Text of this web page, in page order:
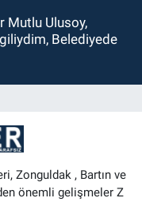
Mutlu Ulusoy,
Belediyede
Zonguldak , Bartın ve
önemli gelişmeler Z